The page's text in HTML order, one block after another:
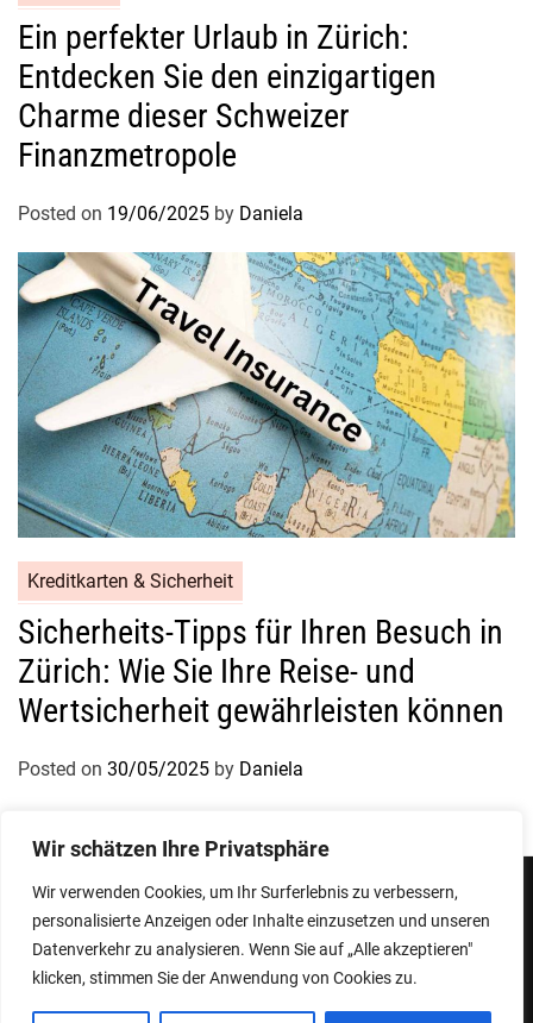
Wir schätzen Ihre Privatsphäre
Wir verwenden Cookies, um Ihr Surferlebnis zu verbessern,
personalisierte Anzeigen oder Inhalte einzusetzen und unseren
Datenverkehr zu analysieren. Wenn Sie auf „Alle akzeptieren"
klicken, stimmen Sie der Anwendung von Cookies zu.
i
e
r
w
t
Ein perfekter Urlaub in Zürich:
Entdecken Sie den einzigartigen
Charme dieser Schweizer
Finanzmetropole
Posted on 19/06/2025 by Daniela
Kreditkarten & Sicherheit
Sicherheits-Tipps für Ihren Besuch in
Zürich: Wie Sie Ihre Reise- und
Wertsicherheit gewährleisten können
Posted on 30/05/2025 by Daniela
ImpressumDatenschutzerklärung